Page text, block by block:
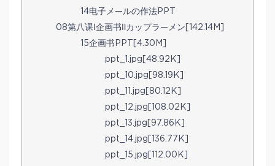
14电子メ—ルの作法PPT
08第八课Ⅰ企画书Ⅱカップラ—メン[142.14M]
15企画书PPT[4.30M]
ppt_1.jpg[48.92K]
ppt_10.jpg[98.19K]
ppt_11.jpg[80.12K]
ppt_12.jpg[108.02K]
ppt_13.jpg[97.86K]
ppt_14.jpg[136.77K]
ppt_15.jpg[112.00K]